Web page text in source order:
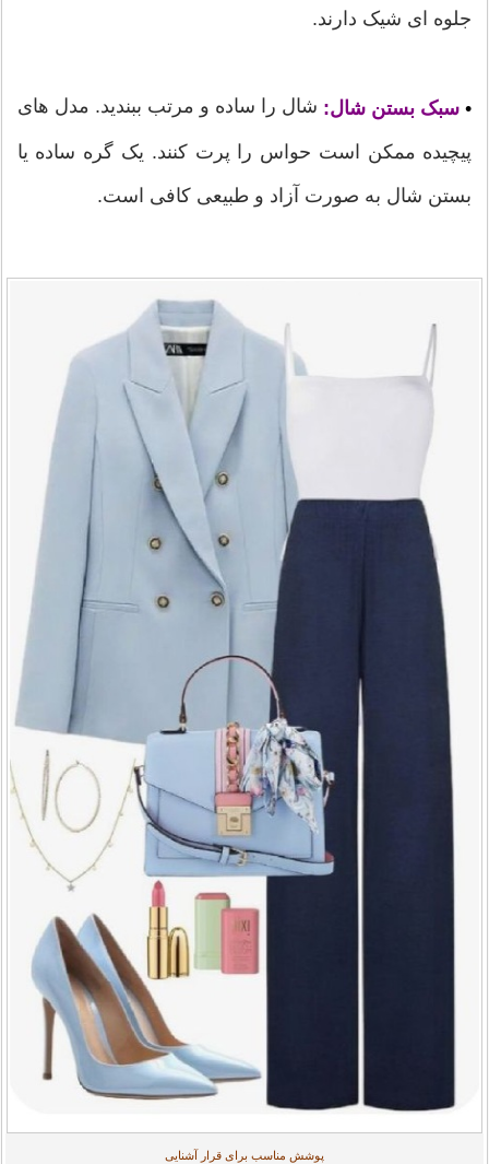
جلوه ای شیک دارند.
• سبک بستن شال: شال را ساده و مرتب ببندید. مدل های
پیچیده ممکن است حواس را پرت کنند. یک گره ساده یا
بستن شال به صورت آزاد و طبیعی کافی است.
پوشش مناسب برای قرار آشنایی